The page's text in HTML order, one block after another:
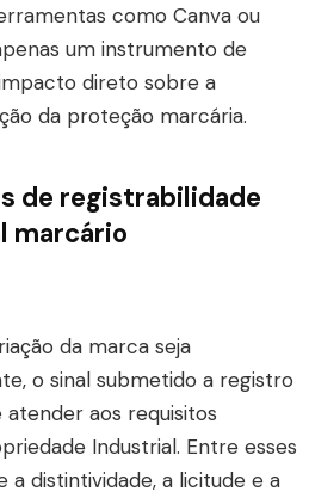
como Canva ou
um instrumento de
direto sobre a
da proteção marcária.
de registrabilidade
marcário
da marca seja
o sinal submetido a registro
aos requisitos
Industrial. Entre esses
a distintividade, a licitude e a